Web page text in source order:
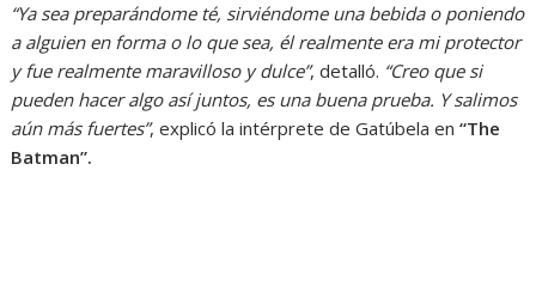
“Ya sea preparándome té, sirviéndome una bebida o poniendo
a alguien en forma o lo que sea, él realmente era mi protector
y fue realmente maravilloso y dulce”, detalló. “Creo que si
pueden hacer algo así juntos, es una buena prueba. Y salimos
aún más fuertes”, explicó la intérprete de Gatúbela en“The
Batman”.